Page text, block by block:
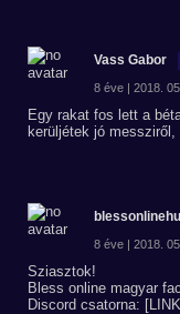
Vass Gabor
8 éve | 2018.
Egy rakat fos lett a
kerüljétek jó
blessonlinehu
8 éve | 2018.
Sziasztok!
Bless online magyar
Discord csatorna: